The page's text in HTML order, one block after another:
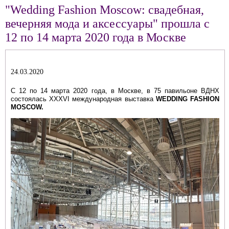
"Wedding Fashion Moscow: свадебная,
вечерняя мода и аксессуары" прошла с
12 по 14 марта 2020 года в Москве
24.03.2020
С 12 по 14 марта 2020 года, в Москве, в 75 павильоне ВДНХ
состоялась XXXVI международная выставка WEDDING FASHION
MOSCOW.